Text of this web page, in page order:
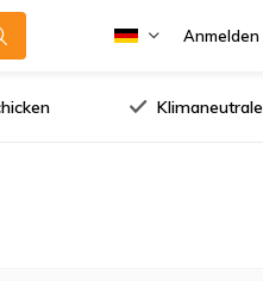
Anmelden